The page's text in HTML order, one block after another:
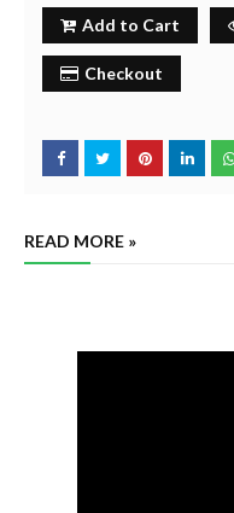
Add to Cart
Checkout
READ MORE »